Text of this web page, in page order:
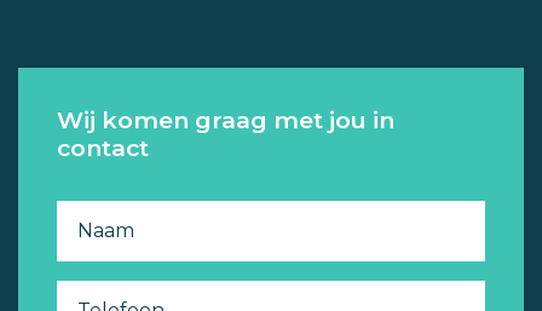
Wij komen graag met jou in
contact
Telefoon